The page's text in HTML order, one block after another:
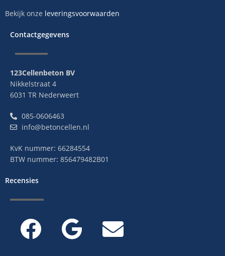
Bekijk onze leveringsvoorwaarden
Contactgegevens
123Cellenbeton BV
Nikkelstraat 4
6031 TR Nederweert
085-0606463
info@betoncellen.nl
KvK nummer: 66284554
BTW nummer: 856479482B01
Recensies